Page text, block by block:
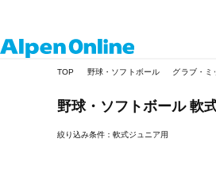
TOP 野球・ソフトボール グラブ・ミ
野球・ソフトボール 軟
絞り込み条件：軟式ジュニア用